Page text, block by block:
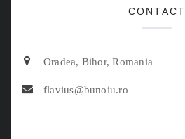
CONTACT
Oradea, Bihor, Romania
flavius@bunoiu.ro